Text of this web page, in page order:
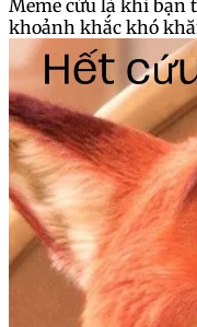
Meme cứu là khi bạn
khoảnh khắc khó